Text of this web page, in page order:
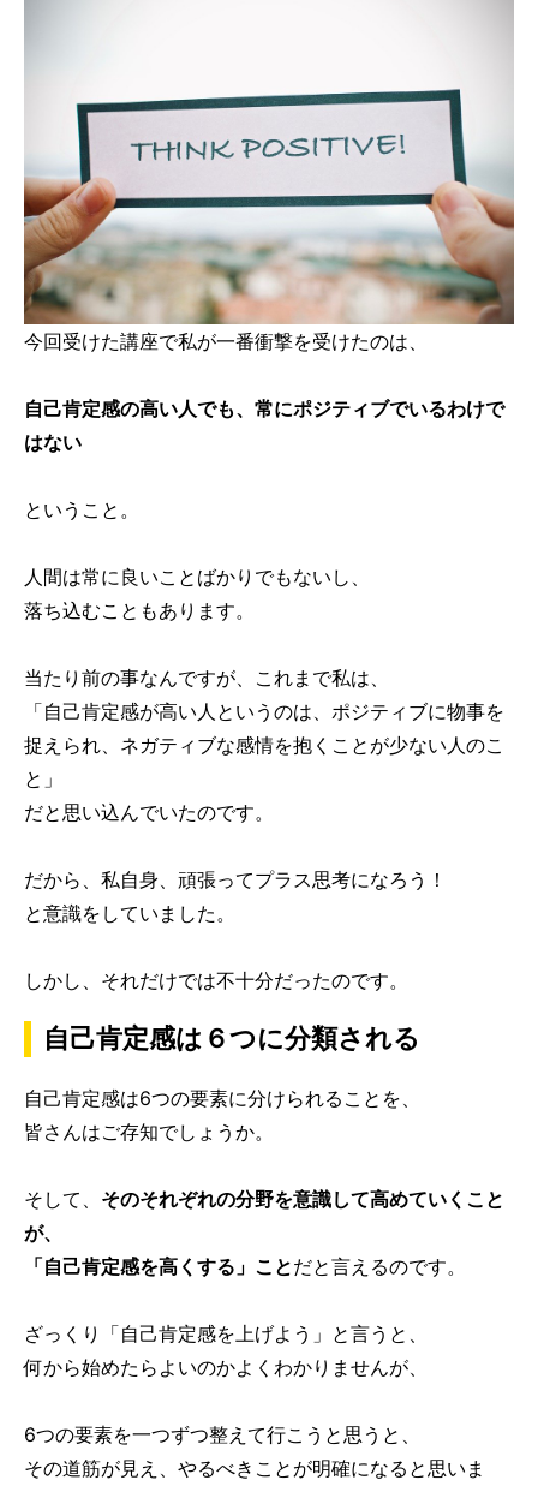
今回受けた講座で私が一番衝撃を受けたのは、
自己肯定感の高い人でも、常にポジティブでいるわけで
はない
ということ。
人間は常に良いことばかりでもないし、
落ち込むこともあります。
当たり前の事なんですが、これまで私は、
「自己肯定感が高い人というのは、ポジティブに物事を
捉えられ、ネガティブな感情を抱くことが少ない人のこ
と」
だと思い込んでいたのです。
だから、私自身、頑張ってプラス思考になろう！
と意識をしていました。
しかし、それだけでは不十分だったのです。
自己肯定感は６つに分類される
自己肯定感は6つの要素に分けられることを、
皆さんはご存知でしょうか。
そして、 そのそれぞれの分野を意識して高めていくこと
が、
「自己肯定感を高くする」ことだと言えるのです。
ざっくり「自己肯定感を上げよう」と言うと、
何から始めたらよいのかよくわかりませんが、
6つの要素を一つずつ整えて行こうと思うと、
その道筋が見え、やるべきことが明確になると思いま